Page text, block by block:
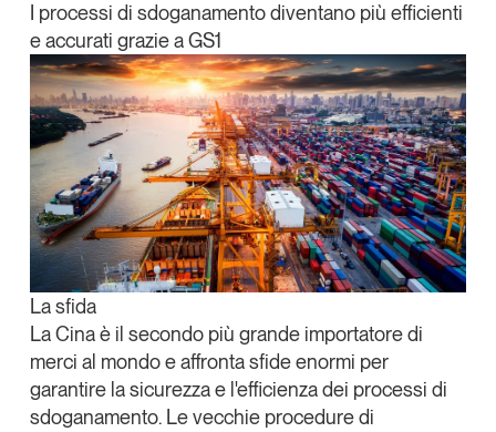
Un anno di
Tendenze2026
Leggi il magazine
Copia Link
I processi di sdoganamento diventano più efficienti
e accurati grazie a GS1
La sfida
La Cina è il secondo più grande importatore di
merci al mondo e affronta sfide enormi per
garantire la sicurezza e l'efficienza dei processi di
sdoganamento. Le vecchie procedure di